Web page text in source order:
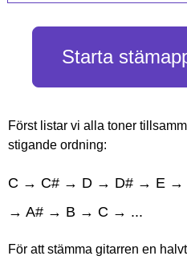
Starta
Först listar vi alla toner
stigande ordning:
C → C# → D → D# → E
→ A# → B → C → ...
För att stämma gitarren en